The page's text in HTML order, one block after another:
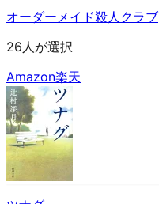
オーダーメイド殺人クラブ
26人が選択
Amazon楽天